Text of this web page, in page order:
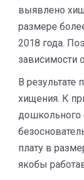
выявлено
размере
2018 года.
зависимости
В
хищения. К
дошкольного
плату в
якобы